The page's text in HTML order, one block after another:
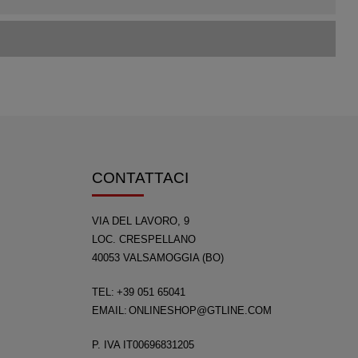
CONTATTACI
VIA DEL LAVORO, 9
LOC. CRESPELLANO
40053 VALSAMOGGIA (BO)
TEL: +39 051 65041
EMAIL: ONLINESHOP@GTLINE.COM
P. IVA IT00696831205